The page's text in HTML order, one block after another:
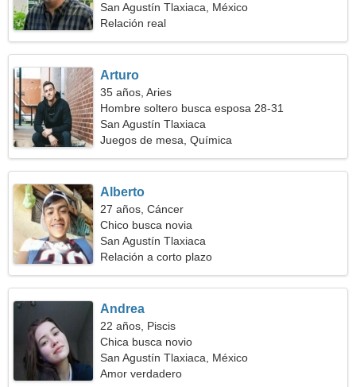
San Agustín Tlaxiaca, México
Relación real
Arturo
35 años, Aries
Hombre soltero busca esposa 28-31
San Agustín Tlaxiaca
Juegos de mesa, Química
Alberto
27 años, Cáncer
Chico busca novia
San Agustín Tlaxiaca
Relación a corto plazo
Andrea
22 años, Piscis
Chica busca novio
San Agustín Tlaxiaca, México
Amor verdadero